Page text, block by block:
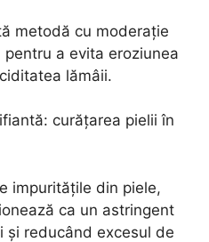
metodă cu moderație
a evita eroziunea
lămâii.
curățarea pielii în
impuritățile din piele,
ca un astringent
și reducând excesul de